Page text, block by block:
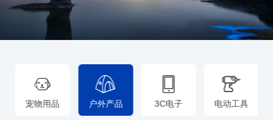
宠物用品 户外产品 3C电子 电动工具